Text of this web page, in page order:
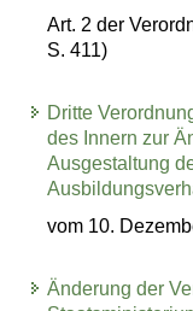
Art. 2 der
S. 411)
Dritte
des Innern zur
Ausgestaltung
vom 10.
Änderung der